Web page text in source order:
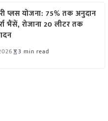
प्लस योजना: 75% तक अनुदान
भैंसें, रोजाना 20 लीटर तक
3 min read